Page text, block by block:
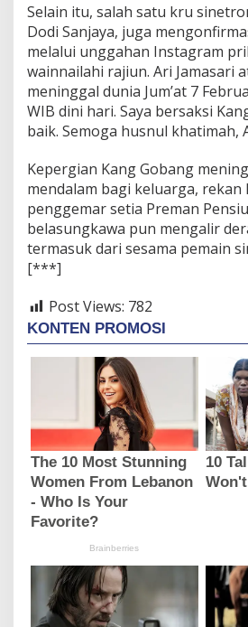
Selain itu, salah satu kru
Dodi Sanjaya, juga
melalui unggahan Instagram
wainnailahi rajiun. Ari Jamasari
meninggal dunia Jum’at 7
WIB dini hari. Saya bersaksi
baik. Semoga husnul khatimah,
Kepergian Kang Gobang
mendalam bagi keluarga, rekan
penggemar setia Preman
belasungkawa pun mengalir
termasuk dari sesama pemain
[***]
Post Views: 782